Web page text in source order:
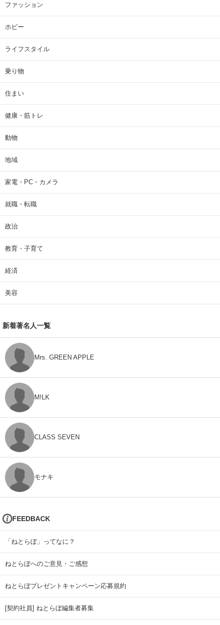
ファッション
ホビー
ライフスタイル
乗り物
住まい
健康・筋トレ
動物
地域
家電・PC・カメラ
就職・転職
政治
教育・子育て
経済
美容
新着著名人一覧
Mrs. GREEN APPLE
M!LK
CLASS SEVEN
モナキ
FEEDBACK
「ねとらぼ」ってなに？
ねとらぼへのご意見・ご感想
ねとらぼプレゼントキャンペーン応募規約
[契約社員] ねとらぼ編集者募集